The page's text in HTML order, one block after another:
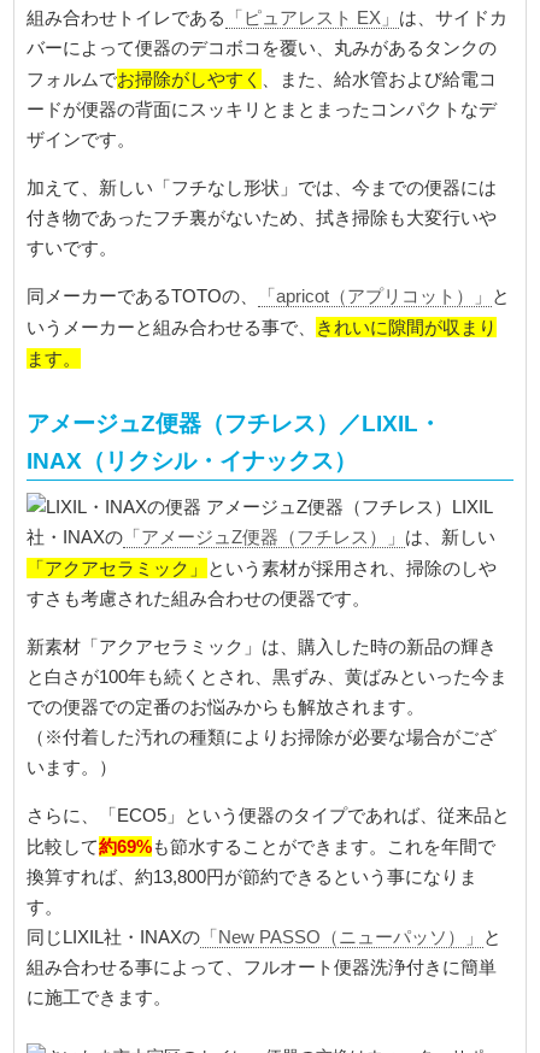
組み合わせトイレである
「ピュアレスト EX」 は、サイドカ
バーによって便器のデコボコを覆い、丸みがあるタンクの
フォルムでお掃除がしやすく
、また、給水管および給電コ
ードが便器の背面にスッキリとまとまったコンパクトなデ
ザインです。
加えて、新しい「フチなし形状」では、今までの便器には
付き物であったフチ裏がないため、拭き掃除も大変行いや
すいです。
同メーカーであるTOTOの、 「apricot（アプリコット）」
と
いうメーカーと組み合わせる事で、
きれいに隙間が収まり
ます。
アメージュZ便器（フチレス）／LIXIL・
INAX（リクシル・イナックス）
LIXIL
社・INAXの 「アメージュZ便器（フチレス）」 は、新しい
「アクアセラミック」
という素材が採用され、掃除のしや
すさも考慮された組み合わせの便器です。
新素材「アクアセラミック」は、購入した時の新品の輝き
と白さが100年も続くとされ、黒ずみ、黄ばみといった今ま
での便器での定番のお悩みからも解放されます。
（※付着した汚れの種類によりお掃除が必要な場合がござ
います。）
さらに、「ECO5」という便器のタイプであれば、従来品と
比較して約69%も節水することができます。これを年間で
換算すれば、約13,800円が節約できるという事になりま
す。
同じLIXIL社・INAXの 「New PASSO（ニューパッソ）」
と
組み合わせる事によって、フルオート便器洗浄付きに簡単
に施工できます。